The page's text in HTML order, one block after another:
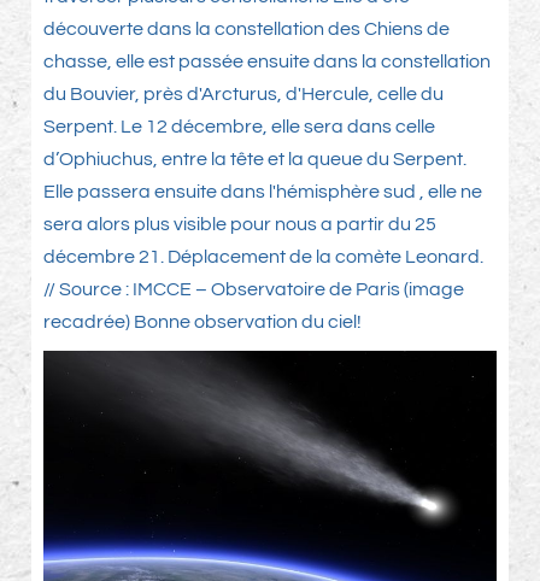
découverte dans la constellation des Chiens de
chasse, elle est passée ensuite dans la constellation
du Bouvier, près d'Arcturus, d'Hercule, celle du
Serpent. Le 12 décembre, elle sera dans celle
d’Ophiuchus, entre la tête et la queue du Serpent.
Elle passera ensuite dans l'hémisphère sud , elle ne
sera alors plus visible pour nous a partir du 25
décembre 21. Déplacement de la comète Leonard.
// Source : IMCCE – Observatoire de Paris (image
recadrée) Bonne observation du ciel!